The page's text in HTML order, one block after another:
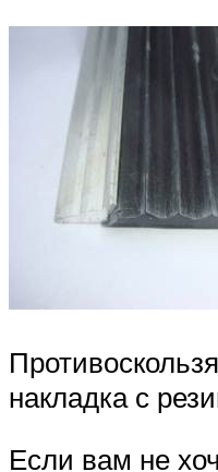
накладка с
Если вам не